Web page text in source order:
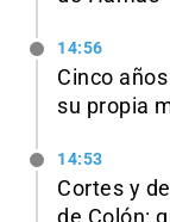
14:56
Cinco
su propia
14:53
Cortes y
de Colón: